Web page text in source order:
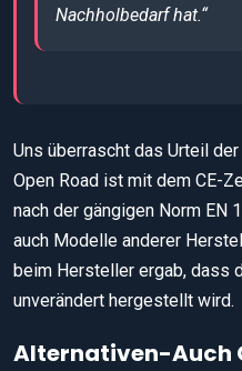
Nachholbedarf hat.“
Uns überrascht das Urteil
Open Road ist mit dem CE-
nach der gängigen Norm
auch Modelle anderer
beim Hersteller ergab, dass
unverändert hergestellt wird.
Alternativen-Auch